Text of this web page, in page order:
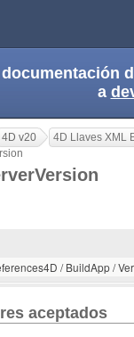
a
4D v20
4D Llaves XML
/ BuildApp /
aceptados